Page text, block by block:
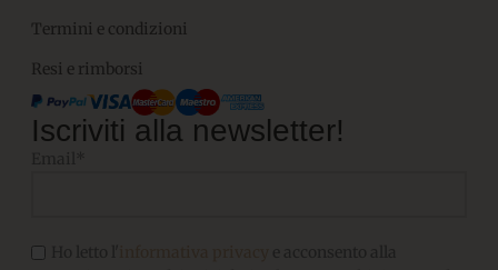
Termini e condizioni
Resi e rimborsi
Iscriviti alla newsletter!